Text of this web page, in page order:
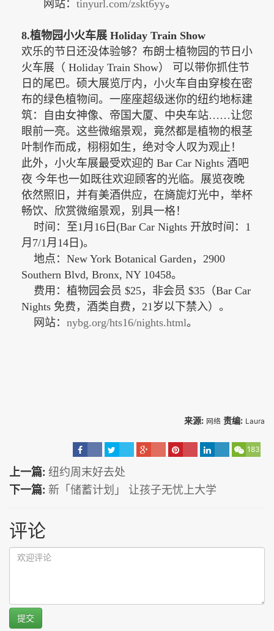
网站： tinyurl.com/zskt6yy。
8.植物园小火车展 Holiday Train Show
欢乐的节日还没体验够？布朗士植物园的节日小
火车展（ Holiday Train Show） 可以带你抓住节
日的尾巴。 硕大展览厅内，小火车自由穿梭在密
布的绿色植物间。一座座超级迷你的纽约地标建
筑：自由女神像、帝国大厦、中央车站……让您
眼前一亮。这些微缩景观，竟然都是植物的根茎
叶制作而成，栩栩如生，绝对令人叹为观止！
此外，小火车展最受欢迎的 Bar Car Nights 酒吧
夜 今年也一如既往欢迎顾客的光临。 展览夜晚
依然照旧，并有美酒供应，在旖旎灯光中，举杯
畅饮、欣赏微缩景观，别具一格！
时间：至1月16日(Bar Car Nights 开放时间：1
月7/1月14日)。
地点：New York Botanical Garden，2900
Southern Blvd, Bronx, NY 10458。
费用：植物园会员 $25，非会员 $35（Bar Car
Nights 免费，酒类自费，21岁以下禁入）。
网站： nybg.org/hts16/nights.html。
来源: 网络 责编: Laura
183
上一篇: 纽约周末好去处
下一篇: 新「储蓄计划」 让孩子无忧上大学
评论
提交